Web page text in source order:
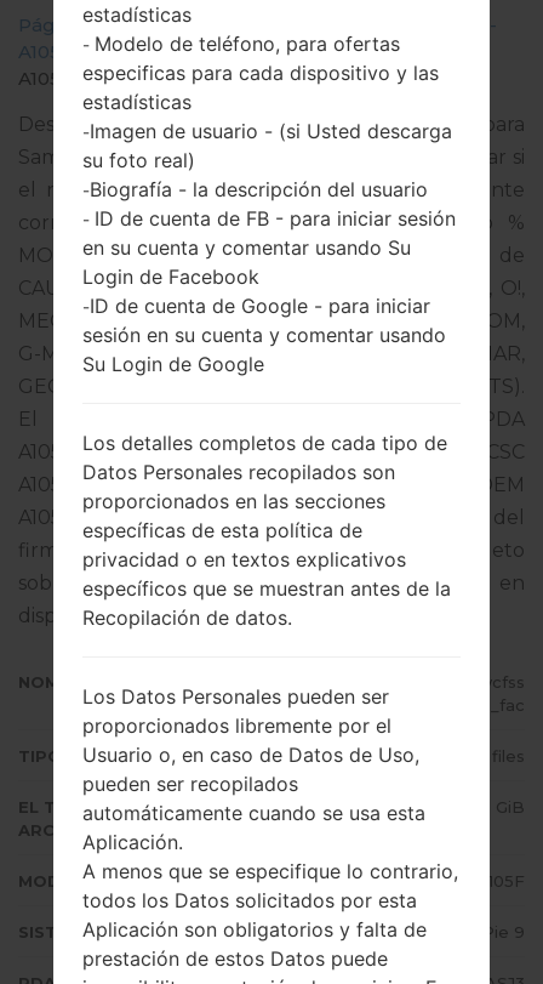
Página principal →
SamsungSM-
A105F
→SM-
A105F_1_20191017133553_7pycfssj4b_fac.zip
Descargue la última actualización de firmware para
Samsung Galaxy A10 2019, pero no olvide verificar si
el número de modelo de su teléfono inteligente
corresponde al número de modelo indicado %
MODEL%. El código del firmware es CAU de
CAUCASUS (UCELL, BEELINE UZ KG TJ GE AM, O!,
MEGACOM, BABYLON-MOBILE, TCELL, MOBICOM,
G-MOBILE, UNITEL, AZERCELL, BAKCELL, NAR,
GEOCELL, MAGTICO M, ORANGE, VIVACELL-MTS).
El producto viene con la versión PDA
A105FDDU3ASJ3 y la versión CSC
A105FOXM3ASJ3,Versión de MODEM
A105FXXU3ASJ2. La versión del sistema operativo del
firmware dado es Android Pie 9. Tutorial completo
sobre cómo actualizar el firmware oficial en
dispositivos Samsungaquí
NOMBRE DE ARCHIVO
SM-A105F_1_20191017133553_7pycfss
j4b_fac
TIPO DE FIRMWARE 4 files
EL TAMAÑO DEL
ARCHIVO
2.53 GiB
MODELO Samsung SM-A105F
SISTEMA OPERATIVO Android Pie 9
estadísticas
- Modelo de teléfono, para ofertas
especificas para cada dispositivo y las
estadísticas
-Imagen de usuario - (si Usted descarga
su foto real)
-Biografía - la descripción del usuario
- ID de cuenta de FB - para iniciar sesión
en su cuenta y comentar usando Su
Login de Facebook
-ID de cuenta de Google - para iniciar
sesión en su cuenta y comentar usando
Su Login de Google
Los detalles completos de cada tipo de
Datos Personales recopilados son
proporcionados en las secciones
específicas de esta política de
privacidad o en textos explicativos
específicos que se muestran antes de la
Recopilación de datos.
Los Datos Personales pueden ser
proporcionados libremente por el
Usuario o, en caso de Datos de Uso,
pueden ser recopilados
automáticamente cuando se usa esta
Aplicación.
A menos que se especifique lo contrario,
todos los Datos solicitados por esta
Aplicación son obligatorios y falta de
prestación de estos Datos puede